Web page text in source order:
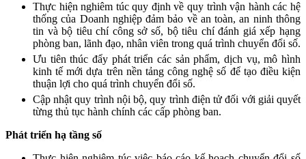
Thực hiện nghiêm túc quy định về quy trình vận hành các hệ
thống của Doanh nghiệp đảm bảo về an toàn, an ninh thông
tin và bộ tiêu chí công sở số, bộ tiêu chí đánh giá xếp hạng
phòng ban, lãnh đạo, nhân viên trong quá trình chuyển đổi số.
Ưu tiên thúc đẩy phát triển các sản phẩm, dịch vụ, mô hình
kinh tế mới dựa trên nền tảng công nghệ số để tạo điều kiện
thuận lợi cho quá trình chuyển đổi số.
Cập nhật quy trình nội bộ, quy trình điện tử đối với giải quyết
từng thủ tục hành chính các cấp phòng ban.
Phát triển hạ tầng số